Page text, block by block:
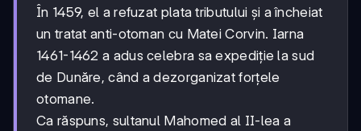
În 1459, el a refuzat plata tributului și a încheiat
un tratat anti-otoman cu Matei Corvin. Iarna
1461-1462 a adus celebra sa expediție la sud
de Dunăre, când a dezorganizat forțele
otomane.
Ca răspuns, sultanul Mahomed al II-lea a